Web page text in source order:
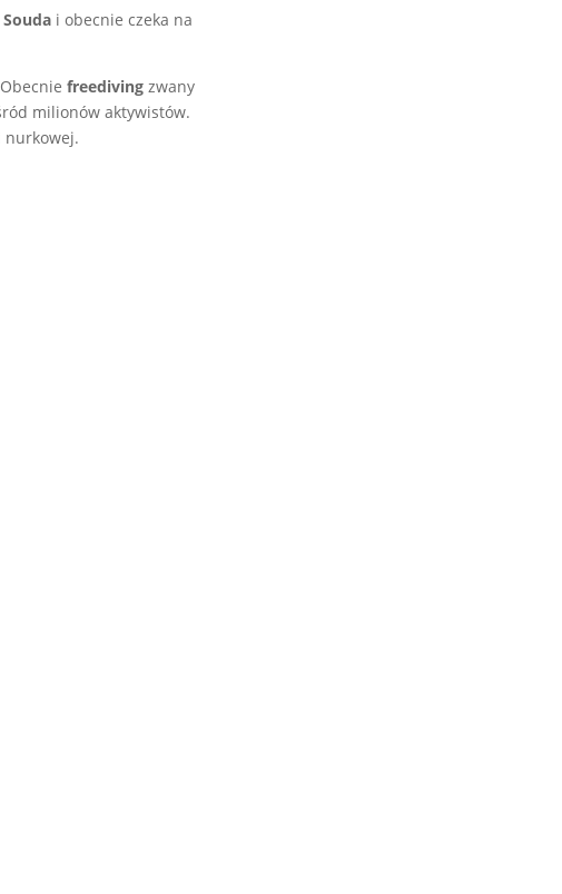
Souda i obecnie czeka na
Obecniefreediving zwany
milionów aktywistów.
nurkowej.